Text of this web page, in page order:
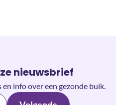
nieuwsbrief
info over een gezonde buik.